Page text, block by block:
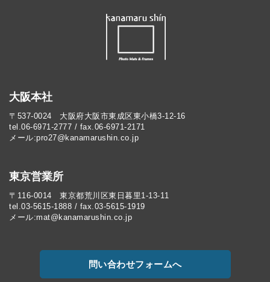
大阪本社
〒537-0024 大阪府大阪市東成区東小橋3-12-16
tel.06-6971-2777 / fax.06-6971-2171
メール:pro27@kanamarushin.co.jp​
東京営業所
〒116-0014 東京都荒川区東日暮里1-13-11
tel.03-5615-1888 / fax.03-5615-1919
メール:mat@kanamarushin.co.jp
問い合わせフォームへ